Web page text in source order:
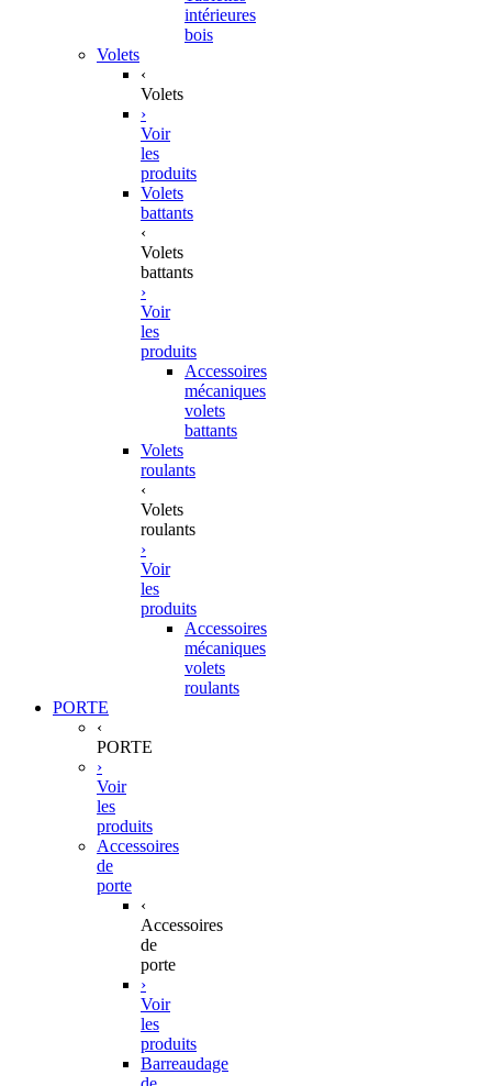
intérieures
bois
Volets
‹
Volets
›
Voir
les
produits
Volets
battants
‹
Volets
battants
›
Voir
les
produits
Accessoires
mécaniques
volets
battants
Volets
roulants
‹
Volets
roulants
›
Voir
les
produits
Accessoires
mécaniques
volets
roulants
PORTE
‹
PORTE
›
Voir
les
produits
Accessoires
de
porte
‹
Accessoires
de
porte
›
Voir
les
produits
Barreaudage